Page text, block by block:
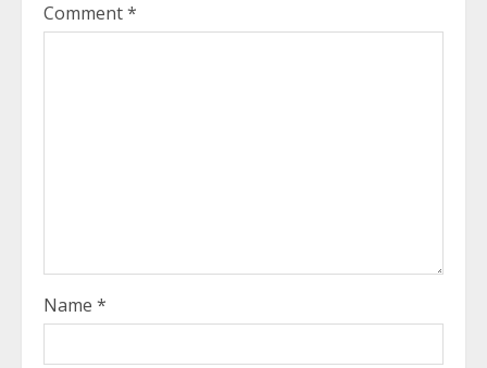
Comment*
Name *